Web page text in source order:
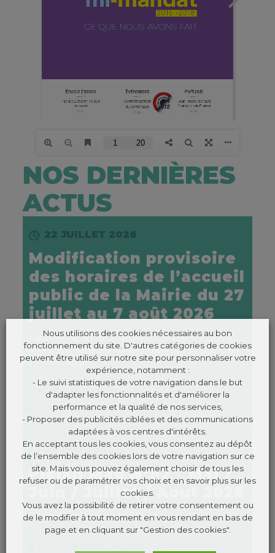
NOS DERNIÈRES
ACTUS
22 JUILLET 2026
Modification provisoire
des horaires de l’accueil
public de la Mairie du 27
juillet au 7 août 2026
L’accueil de la Mairie de Plélan‑le‑Grand modifie
provisoirement ses horaires d’accueil au public du
27 juillet au[…]
EN SAVOIR PLUS
28 MAI 2026
Plélan Mag N°82 _ Mai /
Juin / Juillet / Aout 2026
Plélan Mag N°82 _ Mai / Juin / Juillet / Aout 2026
Nous utilisons des cookies nécessaires au bon
fonctionnement du site. D'autres catégories de cookies
peuvent être utilisé sur notre site pour personnaliser votre
expérience, notamment :
- Le suivi statistiques de votre navigation dans le but
d'adapter les fonctionnalités et d'améliorer la
performance et la qualité de nos services,
- Proposer des publicités ciblées et des communications
adaptées à vos centres d'intérêts.
En acceptant tous les cookies, vous consentez au dépôt
de l’ensemble des cookies lors de votre navigation sur ce
site. Mais vous pouvez également choisir de tous les
refuser ou de paramétrer vos choix et en savoir plus sur les
cookies.
Vous avez la possibilité de retirer votre consentement ou
de le modifier à tout moment en vous rendant en bas de
page et en cliquant sur "Gestion des cookies".